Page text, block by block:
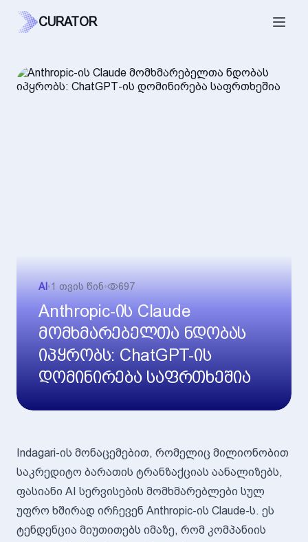
CURATOR
AI •1 თვის წინ• 697
Anthropic-ის Claude
მომხმარებელთა ნდობას
იპყრობს: ChatGPT-ის
დომინირება საფრთხეშია
Indagari-ის მონაცემებით, რომელიც მილიონობით
საკრედიტო ბარათის ტრანზაქციას აანალიზებს,
ფასიანი AI სერვისების მომხმარებლები სულ
უფრო ხშირად ირჩევენ Anthropic-ის Claude-ს. ეს
ტენდენცია მიუთითებს იმაზე, რომ კომპანიის